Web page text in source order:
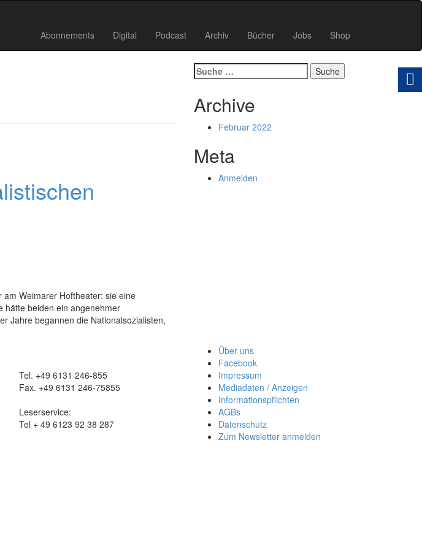
Abonnements Digital Podcast Archiv Bücher Jobs Shop
Weimarer Hoftheater: sie eine
hätte beiden ein angenehmer
Jahre begannen die Nationalsozialisten,
Suche
nach:
Archive
Februar 2022
Meta
Anmelden
Tel. +49 6131 246-855
Fax. +49 6131 246-75855
Leserservice:
Tel + 49 6123 92 38 287
Über uns
Facebook
Impressum
Mediadaten / Anzeigen
Informationspflichten
AGBs
Datenschutz
Zum Newsletter anmelden